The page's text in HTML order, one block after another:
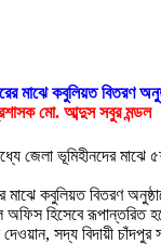
মাঝে কবুলিয়ত বিতরণ
মো. আব্দুস সবুর মন্ডল
জেলা ভূমিহীনদের
মাঝে কবুলিয়ত বিতরণ
হিসেবে রূপান্তরিত
সদ্য বিদায়ী